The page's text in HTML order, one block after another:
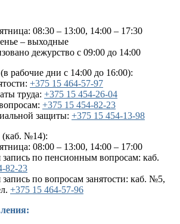
08:30 – 13:00, 14:00 – 17:30
– выходные
дежурство с 09:00 до 14:00
(в рабочие дни с 14:00 до 16:00):
+375 15 464-57-97
труда: +375 15 454-26-04
+375 15 454-82-23
защиты: +375 15 454-13-98
(каб. №14):
08:00 – 13:00, 14:00 – 17:00
по пенсионным вопросам: каб.
82-23
по вопросам занятости: каб. №5,
+375 15 464-57-96